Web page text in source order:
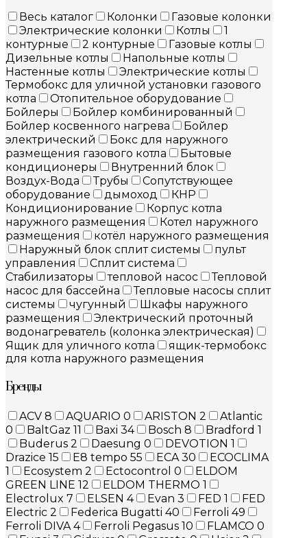
Весь каталог Колонки
Газовые колонки
Электрические колонки
Котлы
1
контурные
2 контурные
Газовые котлы
Дизельные котлы
Напольные котлы
Настенные котлы
Электрические котлы
Термобокс для уличной установки газового
котла
Отопительное оборудование
Бойлеры
Бойлер комбинированный
Бойлер косвенного нагрева
Бойлер
электрический
Бокс для наружного
размещения газового котла
Бытовые
кондиционеры
Внутренний блок
Воздух-Вода
Трубы
Сопутствующее
оборудование
дымоход
КНР
Кондиционирование
Корпус котла
наружного размещения
Котел наружного
размещения
котёл наружного размещения
Наружный блок сплит системы
пульт
управления
Сплит система
Стабилизаторы
тепловой насос
Тепловой
насос для бассейна
Тепловые насосы сплит
системы
чугунный
Шкафы наружного
размещения
Электрический проточный
водонагреватель (колонка электрическая)
Ящик для уличного котла
ящик-термобокс
для котла наружного размещения
Бренды
ACV 8 AQUARIO 0 ARISTON 2
Atlantic
0
BaltGaz 11 Baxi 34 Bosch 8 Bradford 1
Buderus 2 Daesung 0 DEVOTION 1
Drazice 15 E8 tempo 55 ECA30
ECOCLIMA
1
Ecosystem 2 Ectocontrol 0
ELDOM
GREEN LINE 12 ELDOM THERMO 1
Electrolux 7 ELSEN 4 Evan 3 FED 1
FED
Electric 2 Federica Bugatti 40 Ferroli 49
Ferroli DIVA4 Ferroli Pegasus 10 FLAMCO 0